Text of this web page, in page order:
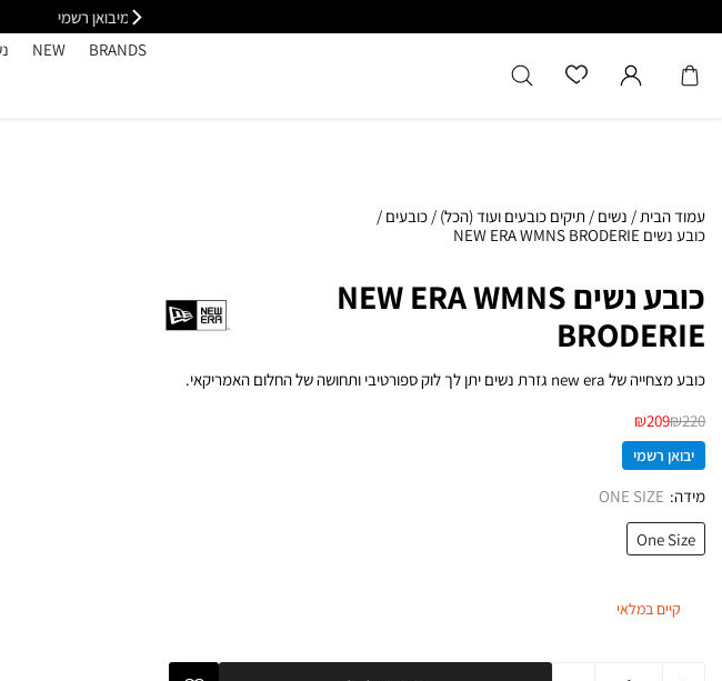
משלוח מהיר עד
BRANDS
NEW
עמוד הבית/ נשים / תיקים כובעים ועוד (הכל) / כובעים /
כובע נשים NEW ERA WMNS BRODERIE
כובע נשים NEW ERA WMNS
BRODERIE
כובע מצחייה של new era גזרת נשים יתן לך לוק ספורטיבי ותחושה של החלום האמריקאי.
₪220
₪209
יבואן רשמי
מידה ONE SIZE
One Size
קיים במלאי